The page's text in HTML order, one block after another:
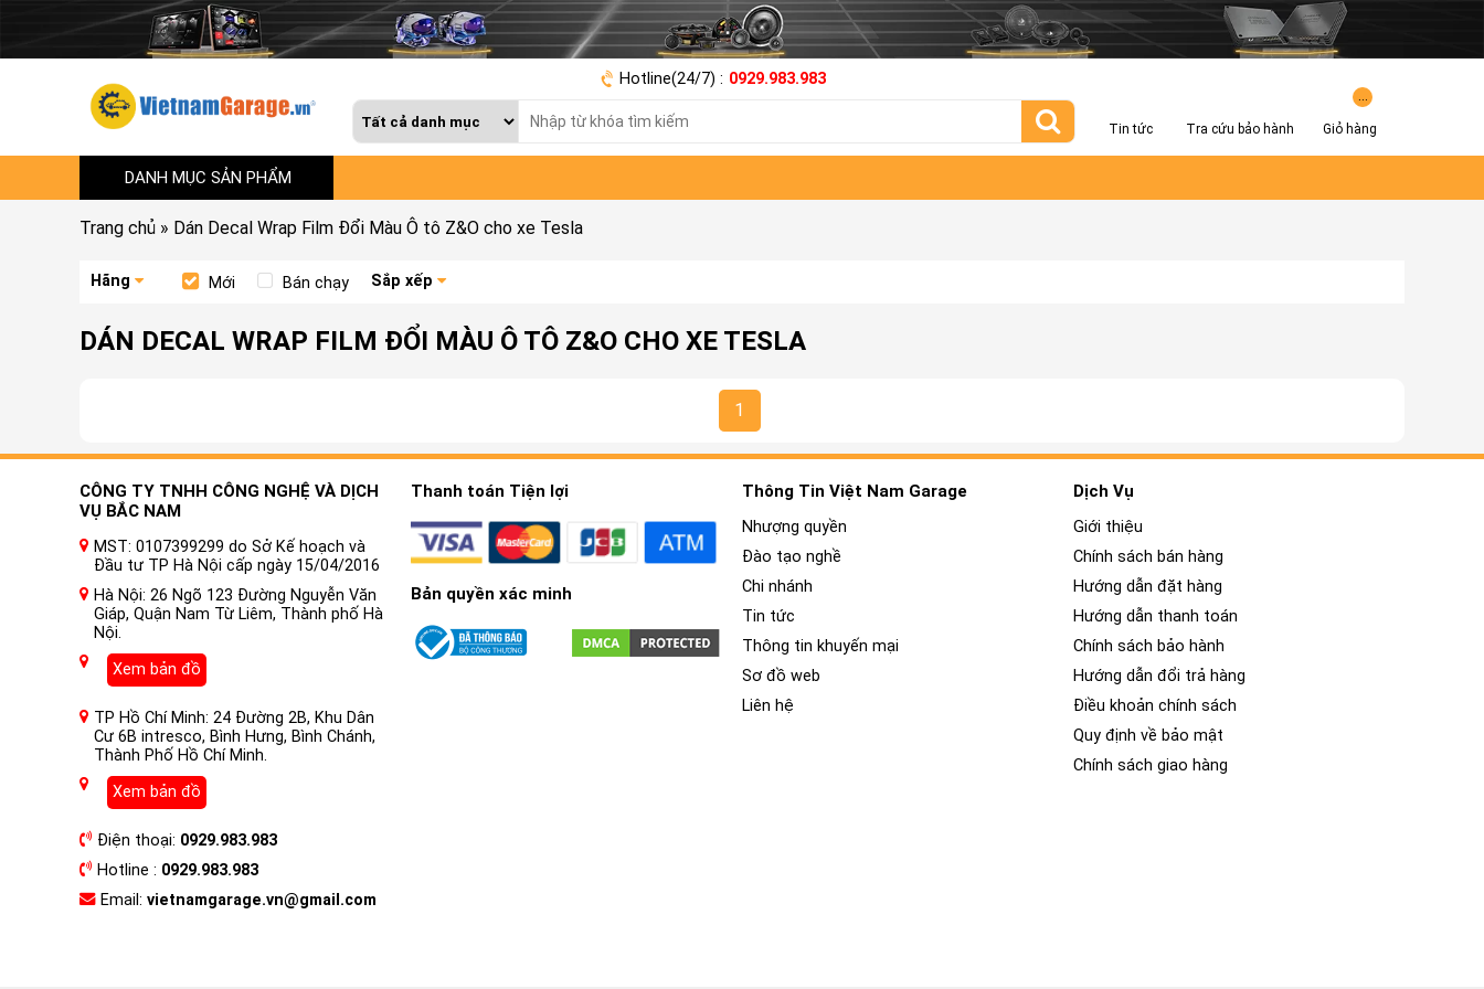
Hotline(24/7) : 0929.983.983
Tin tức Tra cứu bảo hành Giỏ hàng
DANH MỤC SẢN PHẨM
Trang chủ » Dán Decal Wrap Film Đổi Màu Ô tô Z&O cho xe Tesla
Hãng Mới Bán chạy Sắp xếp
DÁN DECAL WRAP FILM ĐỔI MÀU Ô TÔ Z&O CHO XE TESLA
1
CÔNG TY TNHH CÔNG NGHỆ VÀ DỊCH
VỤ BẮC NAM
MST: 0107399299 do Sở Kế hoạch và
Đầu tư TP Hà Nội cấp ngày 15/04/2016
Hà Nội: 26 Ngõ 123 Đường Nguyễn Văn
Giáp, Quận Nam Từ Liêm, Thành phố Hà
Nội.
Xem bản đồ
TP Hồ Chí Minh: 24 Đường 2B, Khu Dân
Cư 6B intresco, Bình Hưng, Bình Chánh,
Thành Phố Hồ Chí Minh.
Xem bản đồ
Điện thoại: 0929.983.983
Hotline : 0929.983.983
Email: vietnamgarage.vn@gmail.com
Thanh toán Tiện lợi
Bản quyền xác minh
Thông Tin Việt Nam Garage
Nhượng quyền
Đào tạo nghề
Chi nhánh
Tin tức
Thông tin khuyến mại
Sơ đồ web
Liên hệ
Dịch Vụ
Giới thiệu
Chính sách bán hàng
Hướng dẫn đặt hàng
Hướng dẫn thanh toán
Chính sách bảo hành
Hướng dẫn đổi trả hàng
Điều khoản chính sách
Quy định về bảo mật
Chính sách giao hàng